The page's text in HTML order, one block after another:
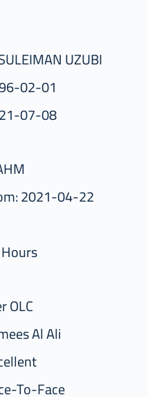
UZUBI
02-01
07-08
2021-04-22
Hours
OLC
Al Ali
To-Face